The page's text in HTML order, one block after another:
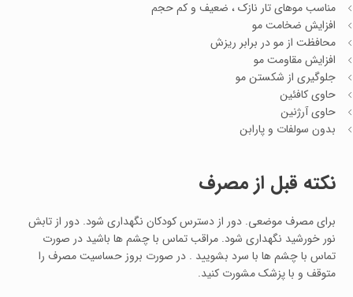
مناسب موهای تار نازک ، ضعیف و کم حجم
افزایش ضخامت مو
محافظت از مو در برابر ریزش
افزایش مقاومت مو
جلوگیری از شکستن مو
حاوی کافئین
حاوی آرژنین
بدون سولفات و پارابن
نکته قبل از مصرف
برای مصرف موضعی. دور از دسترس کودکان نگهداری شود. دور از تابش
نور خورشید نگهداری شود. مراقب تماس با چشم ها باشید در صورت
تماس با چشم ها با سرد بشویید . در صورت بروز حساسیت مصرف را
متوقف و با پزشک مشورت کنید.